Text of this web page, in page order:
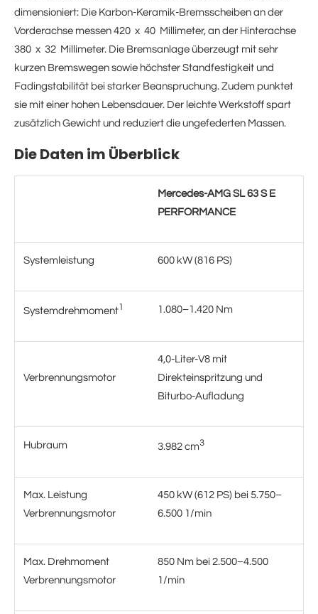
dimensioniert: Die Karbon-Keramik-Bremsscheiben an der
Vorderachse messen 420 x 40 Millimeter, an der Hinterachse
380 x 32 Millimeter. Die Bremsanlage überzeugt mit sehr
kurzen Bremswegen sowie höchster Standfestigkeit und
Fadingstabilität bei starker Beanspruchung. Zudem punktet
sie mit einer hohen Lebensdauer. Der leichte Werkstoff spart
zusätzlich Gewicht und reduziert die ungefederten Massen.
Die Daten im Überblick
Mercedes-AMG SL 63 S E
PERFORMANCE
Systemleistung 600 kW (816 PS)
Systemdrehmoment1 1.080–1.420 Nm
Verbrennungsmotor
4,0-Liter-V8 mit
Direkteinspritzung und
Biturbo-Aufladung
Hubraum 3.982 cm3
Max. Leistung
Verbrennungsmotor
450 kW (612 PS) bei 5.750–
6.500 1/min
Max. Drehmoment
Verbrennungsmotor
850 Nm bei 2.500–4.500
1/min